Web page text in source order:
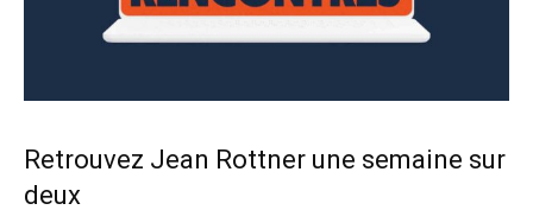
Retrouvez Jean Rottner une semaine sur
deux